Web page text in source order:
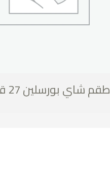
طقم شاي بورسلين 27 قطعه